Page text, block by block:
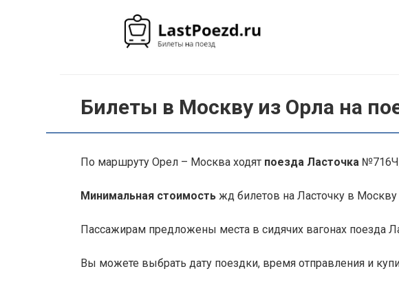
Билеты в Москву из Орла на
По маршруту Орел – Москва ходят поезда Ласточка
Минимальная стоимость жд билетов на Ласточку в
Пассажирам предложены места в сидячих вагонах поезда
Вы можете выбрать дату поездки, время отправления и